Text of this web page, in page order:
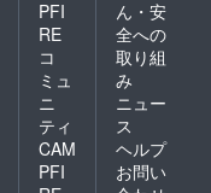
PFI
RE
コ
ミュ
ニ
ティ
CAM
PFI
ん・安
全への
取り組
み
ニュー
ス
ヘルプ
お問い